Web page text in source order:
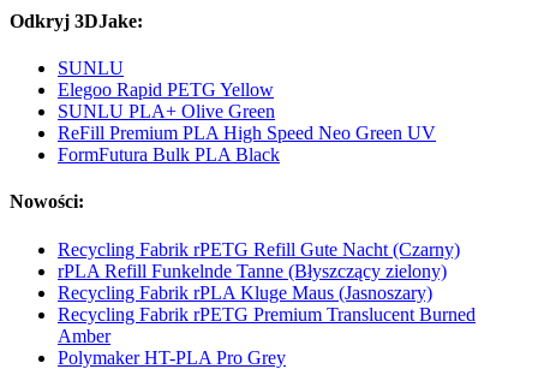
Odkryj 3DJake:
SUNLU
Elegoo Rapid PETG Yellow
SUNLU PLA+ Olive Green
ReFill Premium PLA High Speed Neo Green UV
FormFutura Bulk PLA Black
Nowości:
Recycling Fabrik rPETG Refill Gute Nacht (Czarny)
rPLA Refill Funkelnde Tanne (Błyszczący zielony)
Recycling Fabrik rPLA Kluge Maus (Jasnoszary)
Recycling Fabrik rPETG Premium Translucent Burned
Amber
Polymaker HT-PLA Pro Grey